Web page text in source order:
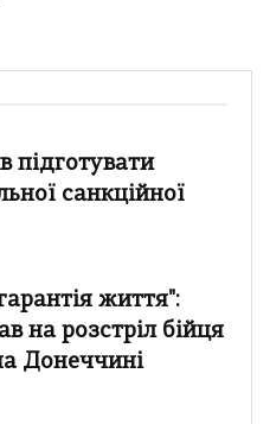
підготувати
санкційної
життя":
на розстріл бійця
Донеччині